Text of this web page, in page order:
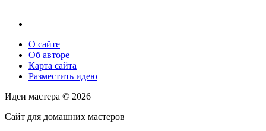
О сайте
Об авторе
Карта сайта
Разместить идею
Идеи мастера © 2026
Сайт для домашних мастеров